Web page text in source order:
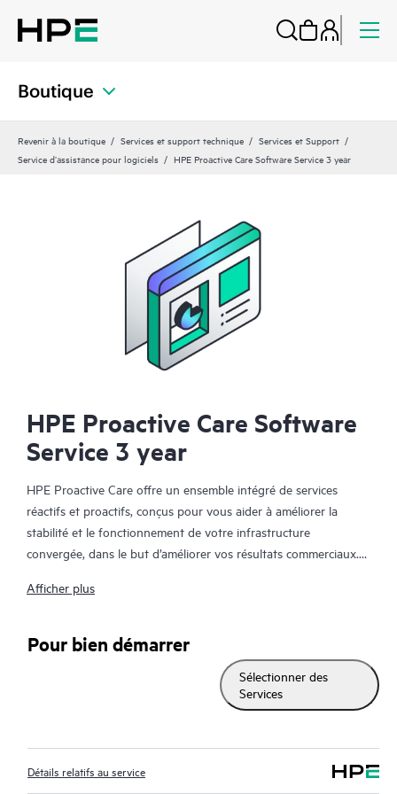
Boutique
Revenir à la boutique Services et support technique
Services et Support
Service d’assistance pour logiciels
HPE Proactive Care Software Service 3 year
HPE Proactive Care Software
Service 3 year
HPE Proactive Care offre un ensemble intégré de services
réactifs et proactifs, conçus pour vous aider à améliorer la
stabilité et le fonctionnement de votre infrastructure
convergée, dans le but d’améliorer vos résultats commerciaux.
nombreux composants ont besoin de fonctionner ensemble
pour prendre en charge les appareils dans ces environnements,
en offrant une solution de support amélioré qui couvre les
serveurs, les systèmes d’exploitation, les hyperviseurs, le
En cas d’incident de service, HPE Proactive Care assure une
expérience téléphonique améliorée avec l’accès à des
Afficher plus
Pour bien démarrer
Sélectionner des
Services
Détails relatifs au service